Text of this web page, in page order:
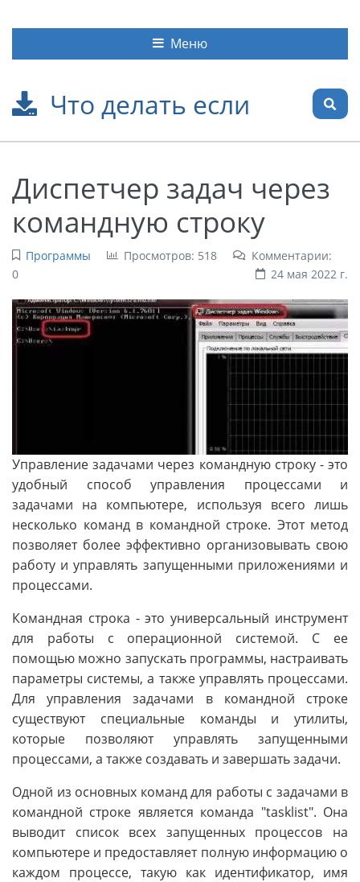
Что делать если
Меню
Диспетчер задач через
командную строку
Программы Просмотров: 518
Комментарии:
0
24 мая 2022 г.
Управление задачами через командную строку - это
удобный способ управления процессами и
задачами на компьютере, используя всего лишь
несколько команд в командной строке. Этот метод
позволяет более эффективно организовывать свою
работу и управлять запущенными приложениями и
процессами.
Командная строка - это универсальный инструмент
для работы с операционной системой. С ее
помощью можно запускать программы, настраивать
параметры системы, а также управлять процессами.
Для управления задачами в командной строке
существуют специальные команды и утилиты,
которые позволяют управлять запущенными
процессами, а также создавать и завершать задачи.
Одной из основных команд для работы с задачами в
командной строке является команда "tasklist". Она
выводит список всех запущенных процессов на
компьютере и предоставляет полную информацию о
каждом процессе, такую как идентификатор, имя